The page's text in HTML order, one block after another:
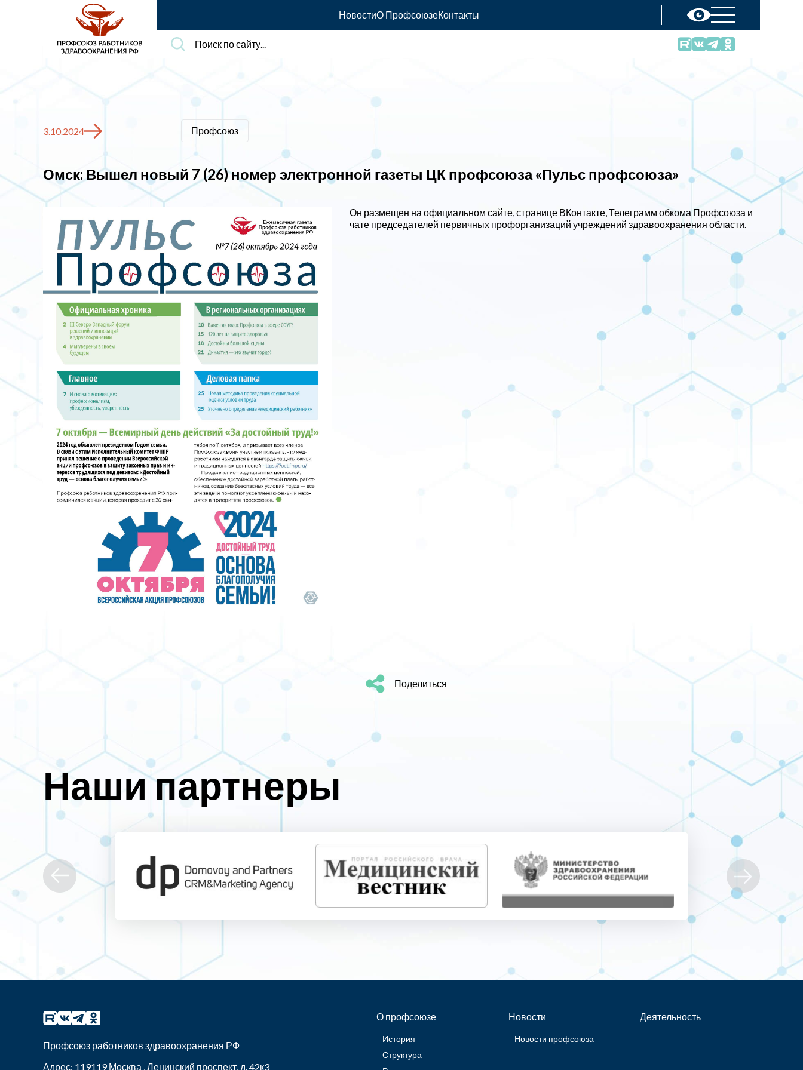
НовостиО ПрофсоюзеКонтакты
Поиск
по
3.10.2024 Профсоюз
Омск: Вышел новый 7 (26) номер электронной газеты ЦК профсоюза «Пульс профсоюза»
Он размещен на официальном сайте, странице ВКонтакте, Телеграмм обкома Профсоюза и
чате председателей первичных профорганизаций учреждений здравоохранения области.
Поделиться
Наши партнеры
Профсоюз работников здравоохранения РФ
Адрес: 119119Москва Ленинский проспект, д. 42к3
О профсоюзе
История
Структура
Новости
Новости профсоюза
Деятельность